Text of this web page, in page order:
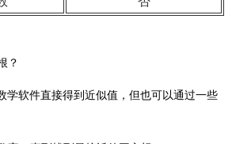
？
学软件直接得到近似值，但也可以通过一些